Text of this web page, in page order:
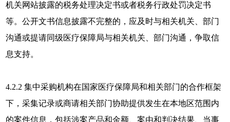
机关网站披露的税务处理决定书或者税务行政处罚决定书
等。公开文书信息披露不完整的，应及时与相关机关、部门
沟通或提请同级医疗保障局与相关机关、部门沟通，争取信
息支持。
4.2.2 集中采购机构在国家医疗保障局和相关部门的合作框架
下，采集记录或商请相关部门协助提供发生在本地区范围内
的案件信息，包括涉案产品和金额、案由和判决结果、当事